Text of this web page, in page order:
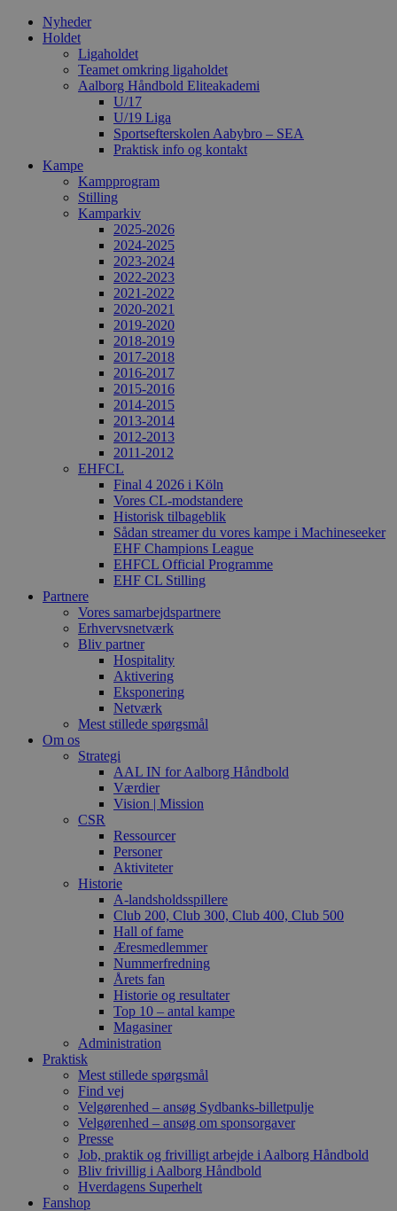
Nyheder
Holdet
Ligaholdet
Teamet omkring ligaholdet
Aalborg Håndbold Eliteakademi
U/17
U/19 Liga
Sportsefterskolen Aabybro – SEA
Praktisk info og kontakt
Kampe
Kampprogram
Stilling
Kamparkiv
2025-2026
2024-2025
2023-2024
2022-2023
2021-2022
2020-2021
2019-2020
2018-2019
2017-2018
2016-2017
2015-2016
2014-2015
2013-2014
2012-2013
2011-2012
EHFCL
Final 4 2026 i Köln
Vores CL-modstandere
Historisk tilbageblik
Sådan streamer du vores kampe i Machineseeker
EHF Champions League
EHFCL Official Programme
EHF CL Stilling
Partnere
Vores samarbejdspartnere
Erhvervsnetværk
Bliv partner
Hospitality
Aktivering
Eksponering
Netværk
Mest stillede spørgsmål
Om os
Strategi
AAL IN for Aalborg Håndbold
Værdier
Vision | Mission
CSR
Ressourcer
Personer
Aktiviteter
Historie
A-landsholdsspillere
Club 200, Club 300, Club 400, Club 500
Hall of fame
Æresmedlemmer
Nummerfredning
Årets fan
Historie og resultater
Top 10 – antal kampe
Magasiner
Administration
Praktisk
Mest stillede spørgsmål
Find vej
Velgørenhed – ansøg Sydbanks-billetpulje
Velgørenhed – ansøg om sponsorgaver
Presse
Job, praktik og frivilligt arbejde i Aalborg Håndbold
Bliv frivillig i Aalborg Håndbold
Hverdagens Superhelt
Fanshop